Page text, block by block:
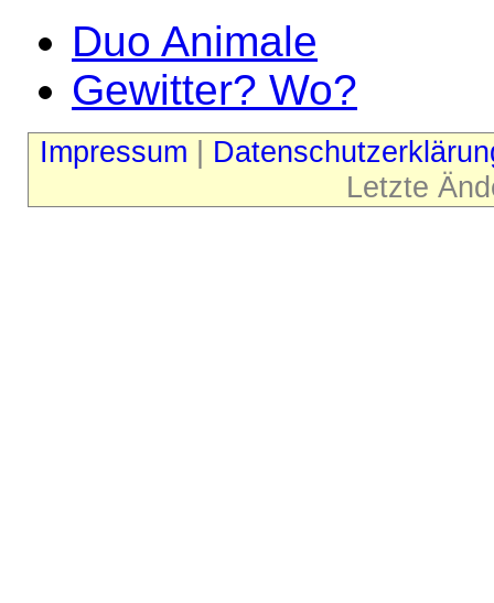
Duo Animale
Gewitter? Wo?
Impressum |
Letzte